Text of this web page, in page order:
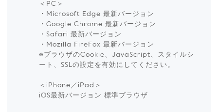
＜PC＞
・Microsoft Edge 最新バージョン
・Google Chrome 最新バージョン
・Safari 最新バージョン
・Mozilla FireFox 最新バージョン
※ブラウザのCookie、JavaScript、スタイルシ
ート、SSLの設定を有効にしてください。
＜iPhone／iPad＞
iOS最新バージョン 標準ブラウザ